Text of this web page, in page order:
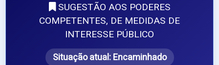
SUGESTÃO AOS PODERES
COMPETENTES, DE MEDIDAS DE
INTERESSE PÚBLICO
Situação atual:Encaminhado